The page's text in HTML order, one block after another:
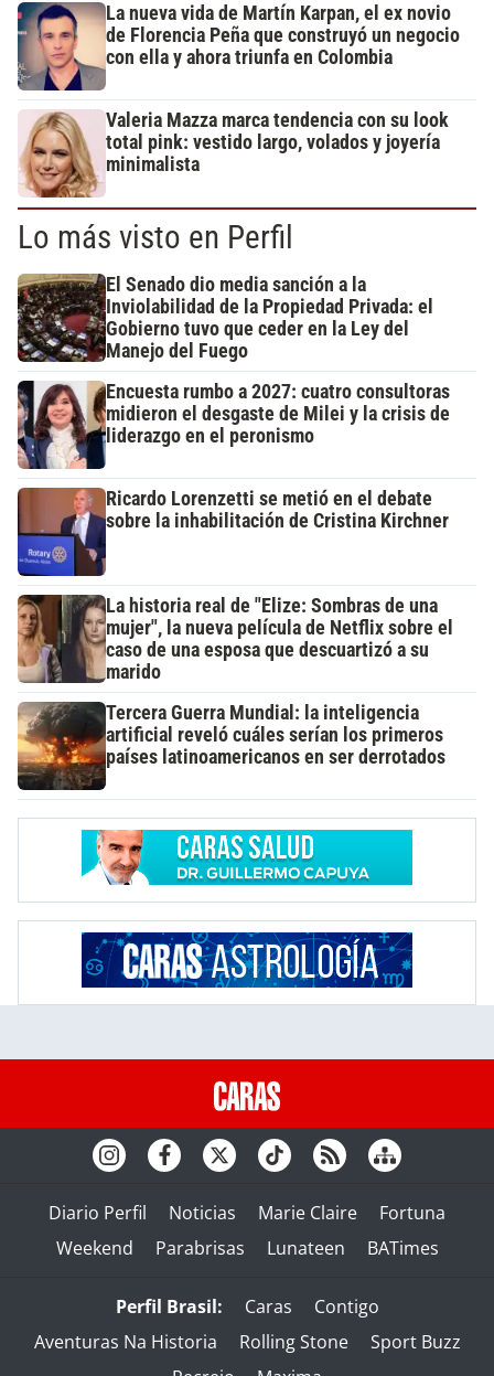
La nueva vida de Martín Karpan, el ex novio
de Florencia Peña que construyó un negocio
con ella y ahora triunfa en Colombia
Valeria Mazza marca tendencia con su look
total pink: vestido largo, volados y joyería
minimalista
Lo más visto en Perfil
El Senado dio media sanción a la
Inviolabilidad de la Propiedad Privada: el
Gobierno tuvo que ceder en la Ley del
Manejo del Fuego
Encuesta rumbo a 2027: cuatro consultoras
midieron el desgaste de Milei y la crisis de
liderazgo en el peronismo
Ricardo Lorenzetti se metió en el debate
sobre la inhabilitación de Cristina Kirchner
La historia real de "Elize: Sombras de una
mujer", la nueva película de Netflix sobre el
caso de una esposa que descuartizó a su
marido
Tercera Guerra Mundial: la inteligencia
artificial reveló cuáles serían los primeros
países latinoamericanos en ser derrotados
Diario Perfil Noticias Marie Claire
Fortuna
Weekend
Parabrisas Lunateen BATimes
Perfil Brasil: Caras
Contigo
Aventuras Na Historia
Rolling Stone
Sport Buzz